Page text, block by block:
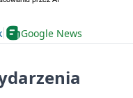
Google News